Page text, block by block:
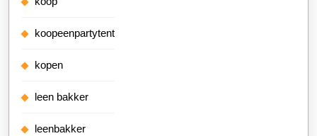
koopeenpartytent
kopen
leen bakker
leenbakker